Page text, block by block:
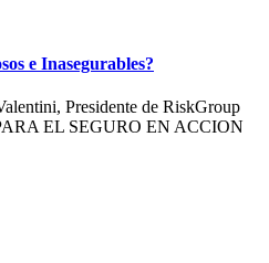
e Inasegurables?
Presidente de RiskGroup
EL SEGURO EN ACCION